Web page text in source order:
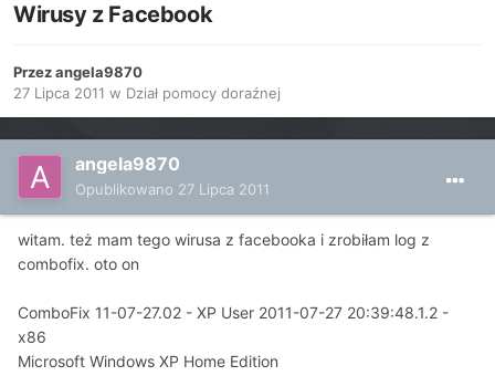
Wirusy z Facebook
Przezangela9870
27 Lipca 2011 w Dział pomocy doraźnej
angela9870
Opublikowano 27 Lipca 2011
witam. też mam tego wirusa z facebooka i zrobiłam log z
combofix. oto on
ComboFix 11-07-27.02 - XP User 2011-07-27 20:39:48.1.2 -
x86
Microsoft Windows XP Home Edition